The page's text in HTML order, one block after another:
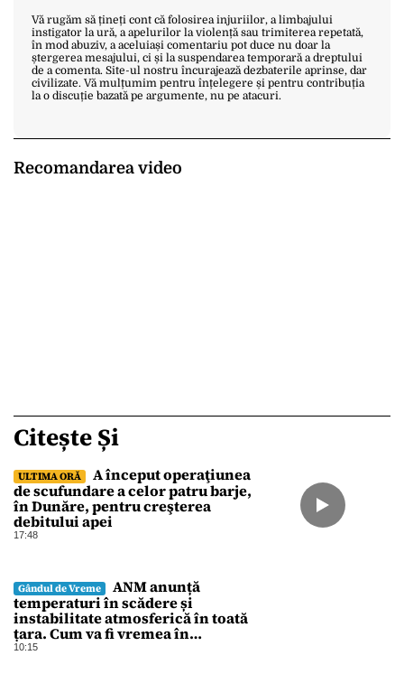
Vă rugăm să țineți cont că folosirea injuriilor, a limbajului
instigator la ură, a apelurilor la violență sau trimiterea repetată,
în mod abuziv, a aceluiași comentariu pot duce nu doar la
ștergerea mesajului, ci și la suspendarea temporară a dreptului
de a comenta. Site-ul nostru încurajează dezbaterile aprinse, dar
civilizate. Vă mulțumim pentru înțelegere și pentru contribuția
la o discuție bazată pe argumente, nu pe atacuri.
Recomandarea video
Citește Și
ULTIMA ORĂ
A început operaţiunea
de scufundare a celor patru barje,
în Dunăre, pentru creşterea
debitului apei
17:48
Gândul de Vreme
ANM anunță
temperaturi în scădere și
instabilitate atmosferică în toată
țara. Cum va fi vremea în
București și când vin vijeliile
10:15